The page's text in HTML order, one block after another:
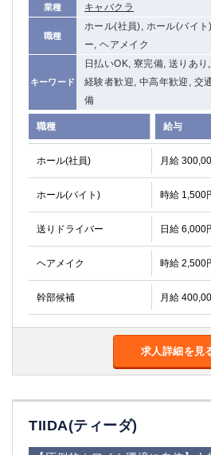
業種 キャバクラ
職種
ホール(社員), ホール(バイ
ー, ヘアメイク
キーワード
日払いOK, 寮完備, 送りあ
経験者歓迎, 中高年歓迎, 交
備
職種 給与
ホール(社員) 月給
ホール(バイト) 時給 1,500
送りドライバー 日給 6,000
ヘアメイク 時給 2,500
幹部候補 月給
求人詳細を見
TIIDA(ティーダ)
吉祥寺（南口／公園口）
自由が丘
吉祥寺（
下北沢・経堂
金町（北
成増駅徒歩3分の好立地！①JR埼京
三軒茶屋（南口）
①歌舞伎町 ②新宿 ③西部新宿
①歌舞伎
①銀座 ②新橋
錦糸町(南
蒲田(西口)
清瀬（南
大泉学園
下赤塚
竹ノ塚
三鷹
亀戸
水道橋
新小岩
幡ヶ谷
祖師ヶ谷大蔵
小岩
久米川
西麻布
神奈川県
関内
横浜